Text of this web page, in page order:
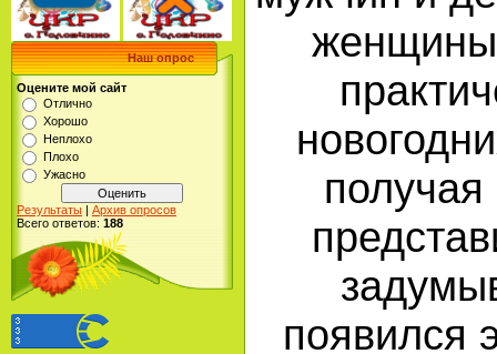
Наш опрос
Оцените мой сайт
Отлично
Хорошо
Неплохо
Плохо
Ужасно
Результаты | Архив опросов
Всего ответов: 188
женщины
появился